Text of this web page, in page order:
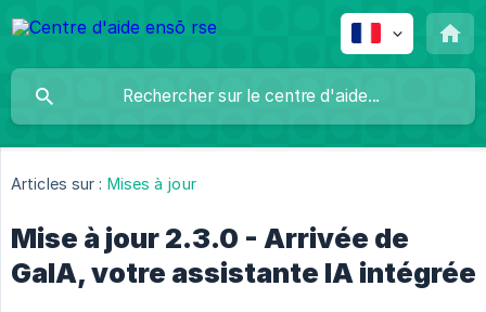
Articles sur : Mises à jour
Mise à jour 2.3.0 - Arrivée de
GaIA, votre assistante IA intégrée